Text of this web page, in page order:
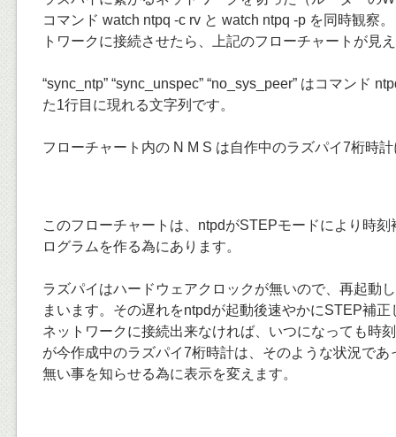
コマンド watch ntpq -c rv と watch ntpq -p を同時観察
トワークに接続させたら、上記のフローチャートが見
“sync_ntp” “sync_unspec” “no_sys_peer” はコマンド
た1行目に現れる文字列です。
フローチャート内の N M S は自作中のラズパイ7桁時
このフローチャートは、ntpdがSTEPモードにより時
ログラムを作る為にあります。
ラズパイはハードウェアクロックが無いので、再起動
まいます。その遅れをntpdが起動後速やかにSTEP補
ネットワークに接続出来なければ、いつになっても時
が今作成中のラズパイ7桁時計は、そのような状況で
無い事を知らせる為に表示を変えます。